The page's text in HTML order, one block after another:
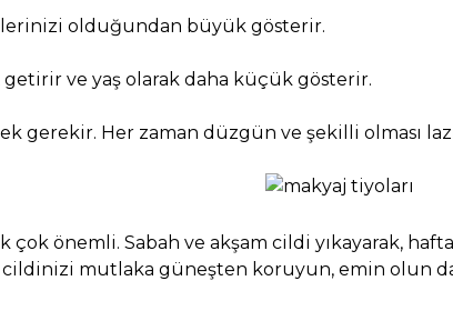
olduğundan büyük gösterir.
ve yaş olarak daha küçük gösterir.
gerekir. Her zaman düzgün ve şekilli olması
çok önemli. Sabah ve akşam cildi yıkayarak,
mutlaka güneşten koruyun, emin olun